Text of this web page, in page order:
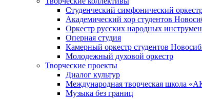
Студенческий симфонический
Академический хор студентов
Оркестр русских народных
Оперная студия
Камерный оркестр студентов
Молодежный духовой оркестр
Творческие проекты
Диалог культур
Международная творческая
Музыка без границ